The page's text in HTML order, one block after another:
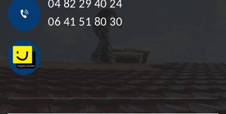
04 82 29 40 24
06 41 51 80 30